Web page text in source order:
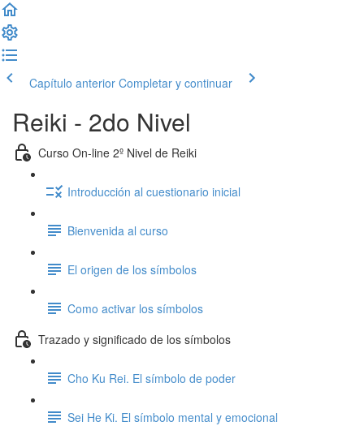
Capítulo anterior Completar y continuar
Reiki - 2do Nivel
Curso On-line 2º Nivel de Reiki
Introducción al cuestionario inicial
Bienvenida al curso
El origen de los símbolos
Como activar los símbolos
Trazado y significado de los símbolos
Cho Ku Rei. El símbolo de poder
Sei He Ki. El símbolo mental y emocional